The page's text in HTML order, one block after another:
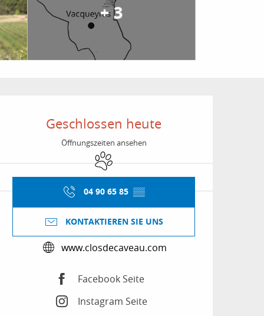
+ 3
Öffnungszeiten &
Geschlossen heute
Öffnungszeiten ansehen
Tiere erlaubt
04 90 65 85 ▒▒
KONTAKTIEREN SIE UNS
www.closdecaveau.com
Facebook Seite
Instagram Seite